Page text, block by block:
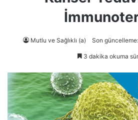
Mutlu ve Sağlıklı (a) Son
3 dakika okuma